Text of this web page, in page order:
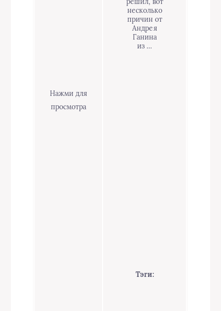
Нажми для
просмотра
несколько
причин от
Андрея
Ганина
из …
Тэги: